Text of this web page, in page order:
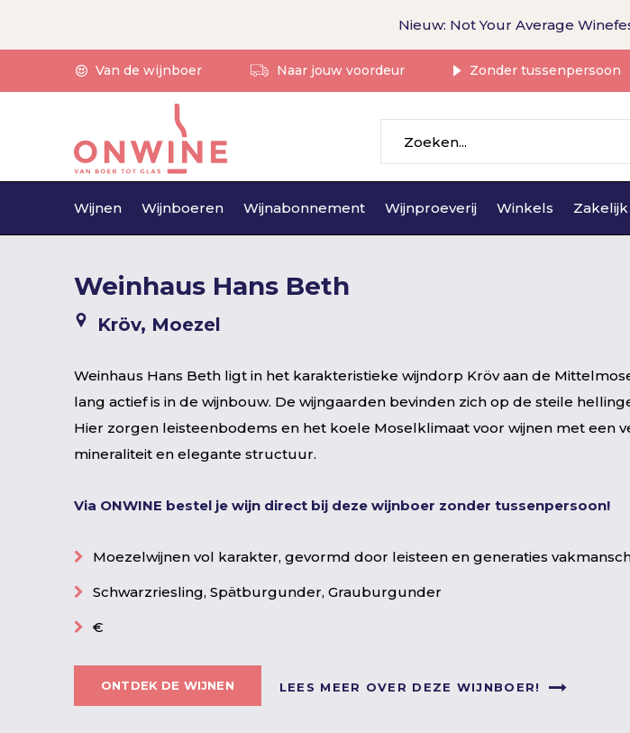
Wijnen Wijnboeren Wijnabonnement Wijnproeverij Winkels Zakelijk
Van de wijnboer Naar jouw voordeur Zonder tussenpersoon
Nieuw: Not Your Average
Weinhaus Hans Beth
Kröv, Moezel
Weinhaus Hans Beth ligt in het karakteristieke wijndorp Kröv aan de
lang actief is in de wijnbouw. De wijngaarden bevinden zich op de steile
Hier zorgen leisteenbodems en het koele Moselklimaat voor wijnen met een
mineraliteit en elegante structuur.
Via ONWINE bestel je wijn direct bij deze wijnboer zonder tussenpersoon!
Moezelwijnen vol karakter, gevormd door leisteen en generaties
Schwarzriesling, Spätburgunder, Grauburgunder
€
ONTDEK DE WIJNEN LEES MEER OVER DEZE WIJNBOER!